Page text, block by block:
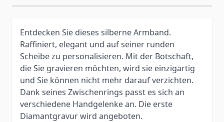
Entdecken Sie dieses silberne Armband.
Raffiniert, elegant und auf seiner runden
Scheibe zu personalisieren. Mit der Botschaft,
die Sie gravieren möchten, wird sie einzigartig
und Sie können nicht mehr darauf verzichten.
Dank seines Zwischenrings passt es sich an
verschiedene Handgelenke an. Die erste
Diamantgravur wird angeboten.